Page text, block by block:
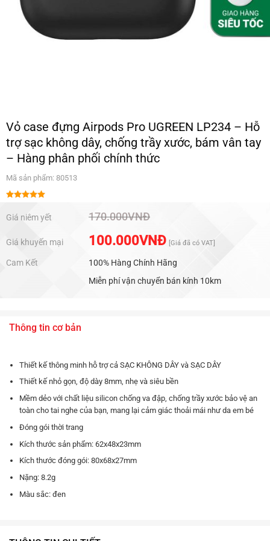
Vỏ case đựng Airpods Pro UGREEN LP234 – Hỗ
trợ sạc không dây, chống trầy xước, bám vân tay
– Hàng phân phối chính thức
Mã sản phẩm: 80513
hạng5.00
5 sao
Giá niêm yết 170.000VNĐ
Giá khuyến mại 100.000VNĐ [Giá đã có VAT]
Cam Kết
100% Hàng Chính Hãng
Miễn phí vận chuyển bán kính 10km
Thông tin cơ bản
Thiết kế thông minh hỗ trợ cả SẠC KHÔNG DÂY và SẠC DÂY
Thiết kế nhỏ gọn, độ dày 8mm, nhẹ và siêu bền
Mềm dẻo với chất liệu silicon chống va đập, chống trầy xước bảo vệ an
toàn cho tai nghe của bạn, mang lại cảm giác thoải mái như da em bé
Đóng gói thời trang
Kích thước sản phẩm: 62x48x23mm
Kích thước đóng gói: 80x68x27mm
Nặng: 8.2g
Màu sắc: đen